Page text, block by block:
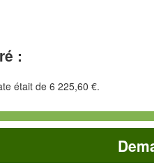
:
était de 6 225,60 €.